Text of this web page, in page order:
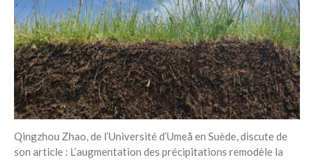
Permaculturelle
L’intelligence artificielle pour
prédire le succès des invasions
biologiques – The Applied
Ecologist
Utiliser l’apprentissage
automatique pour prédire le
succès d’une invasion – The
Applied Ecologist
Qingzhou Zhao, de l’Université d’Umeå en Suède, discute de
son article : L’augmentation des précipitations remodèle la